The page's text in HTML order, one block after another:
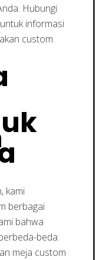
Hubungi
informasi
custom.
kami
berbagai
bahwa
beda.
meja custom